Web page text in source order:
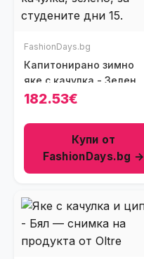
FashionDays.bg
Капитонирано зимно
яке с качулка - Зелен
182.53€
Купи от
FashionDays.bg →